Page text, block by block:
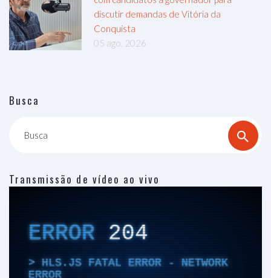
discutir demandas de Vitória da
Conquista
05 ago, 2026
Busca
Busca
Transmissão de vídeo ao vivo